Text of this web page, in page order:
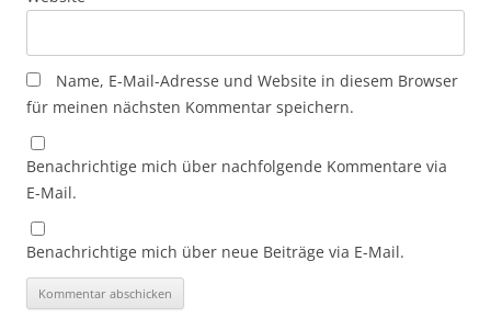
Name, E-Mail-Adresse und Website in diesem Browser
für meinen nächsten Kommentar speichern.
Benachrichtige mich über nachfolgende Kommentare via
E-Mail.
Benachrichtige mich über neue Beiträge via E-Mail.